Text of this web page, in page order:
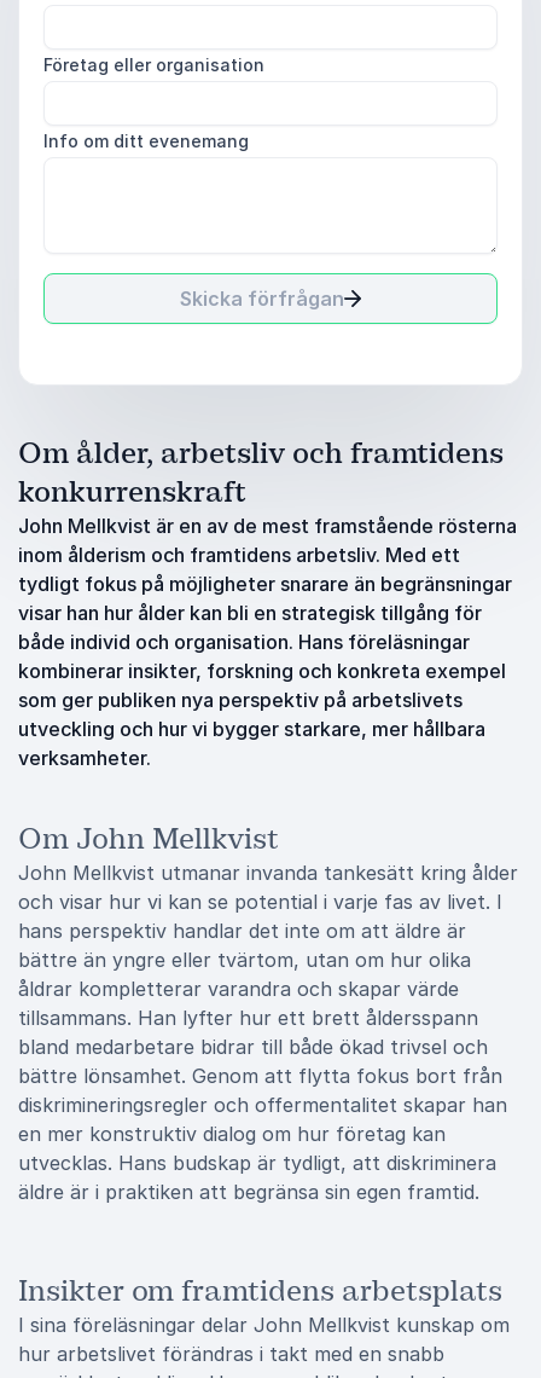
Företag eller organisation
Info om ditt evenemang
Skicka förfrågan
Om ålder, arbetsliv och framtidens
konkurrenskraft
John Mellkvist är en av de mest framstående rösterna
inom ålderism och framtidens arbetsliv. Med ett
tydligt fokus på möjligheter snarare än begränsningar
visar han hur ålder kan bli en strategisk tillgång för
både individ och organisation. Hans föreläsningar
kombinerar insikter, forskning och konkreta exempel
som ger publiken nya perspektiv på arbetslivets
utveckling och hur vi bygger starkare, mer hållbara
verksamheter.
Om John Mellkvist
John Mellkvist utmanar invanda tankesätt kring ålder
och visar hur vi kan se potential i varje fas av livet. I
hans perspektiv handlar det inte om att äldre är
bättre än yngre eller tvärtom, utan om hur olika
åldrar kompletterar varandra och skapar värde
tillsammans. Han lyfter hur ett brett åldersspann
bland medarbetare bidrar till både ökad trivsel och
bättre lönsamhet. Genom att flytta fokus bort från
diskrimineringsregler och offermentalitet skapar han
en mer konstruktiv dialog om hur företag kan
utvecklas. Hans budskap är tydligt, att diskriminera
äldre är i praktiken att begränsa sin egen framtid.
Insikter om framtidens arbetsplats
I sina föreläsningar delar John Mellkvist kunskap om
hur arbetslivet förändras i takt med en snabb